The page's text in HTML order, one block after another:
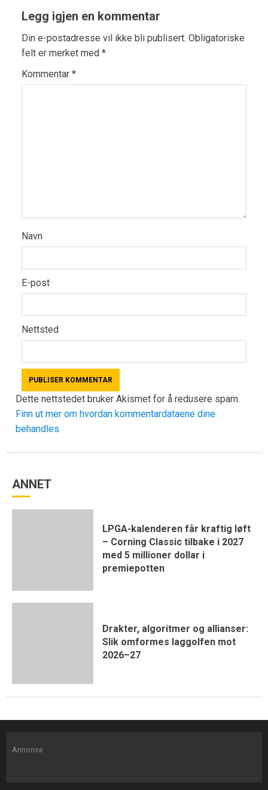
Legg igjen en kommentar
Din e-postadresse vil ikke bli publisert. Obligatoriske
felt er merket med *
Kommentar *
Navn
E-post
Nettsted
Dette nettstedet bruker Akismet for å redusere spam.
Finn ut mer om hvordan kommentardataene dine
behandles.
ANNET
LPGA-kalenderen får kraftig løft
– Corning Classic tilbake i 2027
med 5 millioner dollar i
premiepotten
Drakter, algoritmer og allianser:
Slik omformes laggolfen mot
2026–27
Annonse